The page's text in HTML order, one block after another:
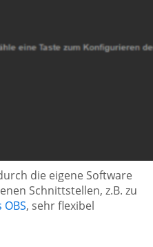
die eigene Software
Schnittstellen, z.B. zu
, sehr flexibel